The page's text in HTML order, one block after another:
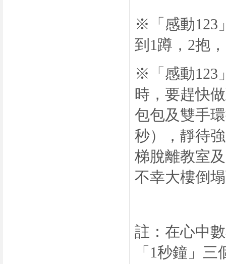
※「感動123
到 1蹲， 2抱，
※「感動123
時，要趕快
包包及雙手
秒），靜待
梯脫離教室
不幸大樓倒
註：在心中
「 1秒鐘」三